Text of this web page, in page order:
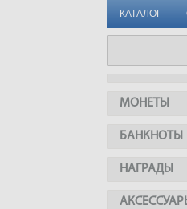
КАТАЛОГ
МОНЕТЫ
БАНКНОТЫ
НАГРАДЫ